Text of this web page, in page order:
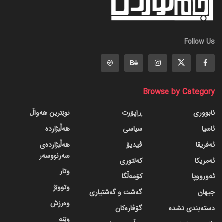
Follow Us
Browse by Category
ئابووری
ئاسیا
ئەفریقا
ئەمریکا
ئەورووپا
جیهان
دسته‌بندی نشده
ڕاپۆرت
سیاسی
ڤیدیۆ
کەلتوری
کۆمەڵگا
گه‌شت و گه‌شتیاری
گۆڤاره‌کان
نوێترین هەواڵ
هەڵبژاردە
هەڵبژاردەی
سەرنووسەر
وتار
وتووێژ
وەرزش
وێنە